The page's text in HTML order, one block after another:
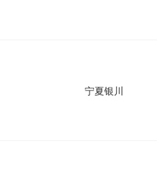
宁夏银川